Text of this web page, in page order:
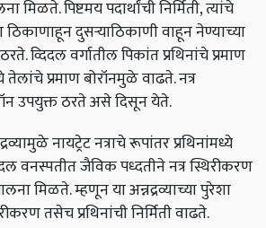
मिळते. पिष्टमय पदार्थांची निर्मिती, त्यांचे
दुसऱ्याठिकाणी वाहून नेण्याच्या
व्दिदल वर्गातील पिकांत प्रथिनांचे प्रमाण
प्रमाण बोरॉनमुळे वाढते. नत्र
उपयुक्त ठरते असे दिसून येते.
नायट्रेट नत्राचे रूपांतर प्रथिनांमध्ये
वनस्पतीत जैविक पध्दतीने नत्र स्थिरीकरण
मिळते. म्हणून या अन्नद्रव्याच्या पुरेशा
तसेच प्रथिनांची निर्मिती वाढते.